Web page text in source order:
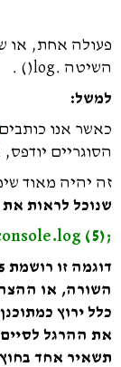
פעולה אחת, או
השיטה .log() .
למשל:
כאשר אנו כותבים
הסוגריים
זה יהיה מאוד
שנוכל לראות
;console.log (5)
כלל ירוץ
את ההרגל
תשאיר אחד